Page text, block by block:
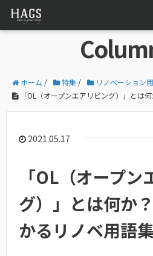
ホーム / 特集 / リノベーション
「OL（オープンエアリビング）」とは
2021.05.17
「OL（オープ
グ）」とは何か
かるリノベ用語集